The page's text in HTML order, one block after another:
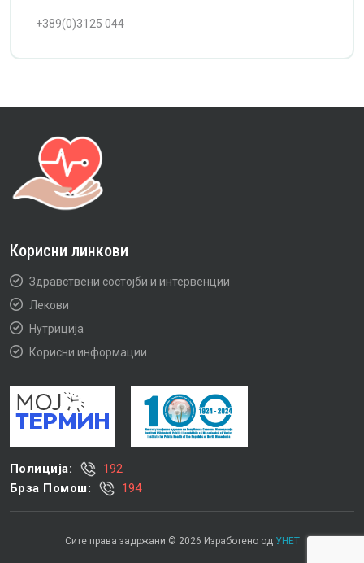
+389(0)3125 044
Корисни линкови
Здравствени состојби и интервенции
Лекови
Нутриција
Корисни информации
Полиција:
192
Брза Помош:
194
Сите права задржани © 2026 Изработено од УНЕТ